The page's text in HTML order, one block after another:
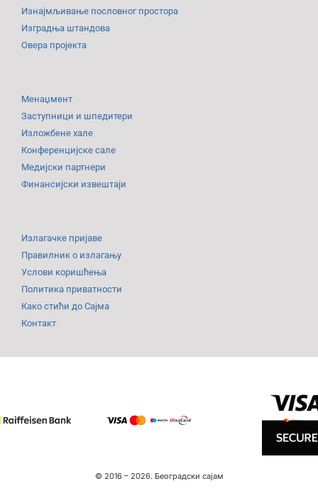
Изнајмљивање пословног простора
Изградња штандова
Овера пројекта
Менаџмент
Заступници и шпедитери
Изложбене хале
Конференцијске сале
Медијски партнери
Финансијски извештаји
Излагачке пријаве
Правилник о излагању
Услови коришћења
Политика приватности
Како стићи до Сајма
Контакт
© 2016 – 2026. Београдски сајам